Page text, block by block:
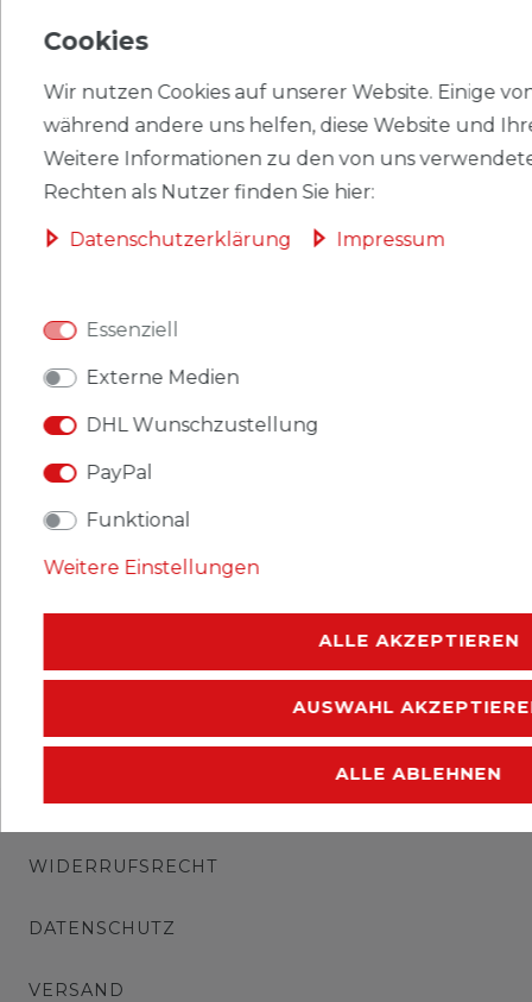
HERSTELLER
postfrisch 1998 Valentinstag
Gebiet: Frankreich
Ausgabeanlass: 1998 Valentinstag
Titel: 3273 (kompl.Ausg.)
IMPRESSUM
WIDERRUFSRECHT
DATENSCHUTZ
VERSAND
Cookies
Wir nutzen Cookies auf unserer Website. Einige
während andere uns helfen, diese Website und
Weitere Informationen zu den von uns
Rechten als Nutzer finden Sie hier:
Daten­schutz­erklärung Impressum
Essenziell
Externe Medien
DHL Wunschzustellung
PayPal
Funktional
Weitere Einstellungen
ALLE AKZEPTIEREN
AUSWAHL
ALLE ABLEHNEN